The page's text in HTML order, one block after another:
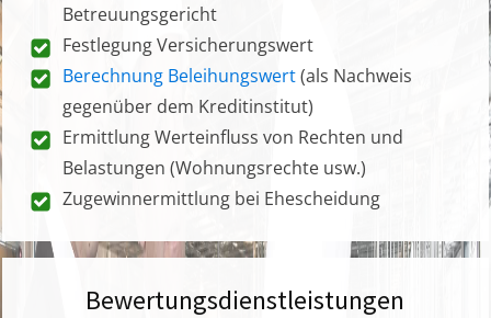
Betreuungsgericht
Festlegung Versicherungswert
Berechnung Beleihungswert(als Nachweis
gegenüber dem Kreditinstitut)
Ermittlung Werteinfluss von Rechten und
Belastungen (Wohnungsrechte usw.)
Zugewinnermittlung bei Ehescheidung
Bewertungsdienstleistungen